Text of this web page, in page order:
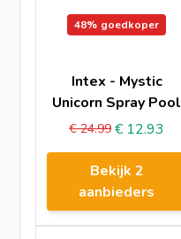
48% goedkoper
Intex - Mystic
Unicorn Spray Pool
€ 24.99 € 12.93
Bekijk 2
aanbieders